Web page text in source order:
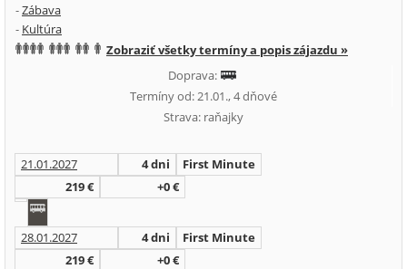
-Zábava
- Kultúra
Zobraziť všetky termíny a popis zájazdu »
Doprava:
Termíny od: 21.01., 4 dňové
Strava: raňajky
21.01.2027 4 dni
First Minute
219 €
+0 €
28.01.2027 4 dni
First Minute
219 €
+0 €